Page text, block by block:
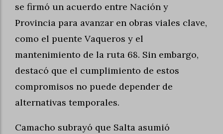
se firmó un acuerdo entre Nación y
Provincia para avanzar en obras viales clave,
como el puente Vaqueros y el
mantenimiento de la ruta 68. Sin embargo,
destacó que el cumplimiento de estos
compromisos no puede depender de
alternativas temporales.
Camacho subrayó que Salta asumió